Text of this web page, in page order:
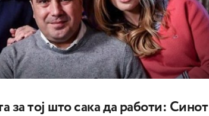
за тој што сака да работи: Синот